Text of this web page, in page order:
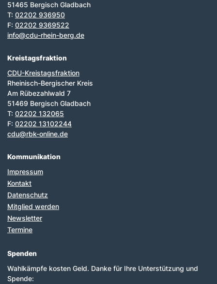
51465 Bergisch Gladbach
T: 02202 936950
F: 02202 9369522
info@cdu-rhein-berg.de
Kreistagsfraktion
CDU-Kreistagsfraktion
Rheinisch-Bergischer Kreis
Am Rübezahlwald 7
51469 Bergisch Gladbach
T: 02202 132065
F: 02202 13102244
cdu@rbk-online.de
Kommunikation
Impressum
Kontakt
Datenschutz
Mitglied werden
Newsletter
Termine
Spenden
Wahlkämpfe kosten Geld. Danke für Ihre Unterstützung und
Spende: